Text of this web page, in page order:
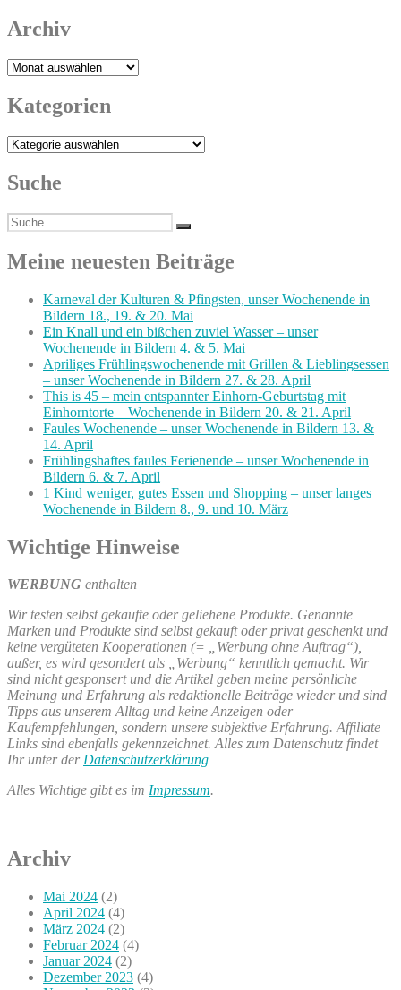
Archiv
Archiv
Kategorien
Kategorien
Suche
Suche
nach:
Suchen
Meine neuesten Beiträge
Karneval der Kulturen & Pfingsten, unser Wochenende in
Bildern 18., 19. & 20. Mai
Ein Knall und ein bißchen zuviel Wasser – unser
Wochenende in Bildern 4. & 5. Mai
Apriliges Frühlingswochenende mit Grillen & Lieblingsessen
– unser Wochenende in Bildern 27. & 28. April
This is 45 – mein entspannter Einhorn-Geburtstag mit
Einhorntorte – Wochenende in Bildern 20. & 21. April
Faules Wochenende – unser Wochenende in Bildern 13. &
14. April
Frühlingshaftes faules Ferienende – unser Wochenende in
Bildern 6. & 7. April
1 Kind weniger, gutes Essen und Shopping – unser langes
Wochenende in Bildern 8., 9. und 10. März
Wichtige Hinweise
WERBUNG enthalten
Wir testen selbst gekaufte oder geliehene Produkte. Genannte
Marken und Produkte sind selbst gekauft oder privat geschenkt und
keine vergüteten Kooperationen (= „Werbung ohne Auftrag“),
außer, es wird gesondert als „Werbung“ kenntlich gemacht. Wir
sind nicht gesponsert und die Artikel geben meine persönliche
Meinung und Erfahrung als redaktionelle Beiträge wieder und sind
Tipps aus unserem Alltag und keine Anzeigen oder
Kaufempfehlungen, sondern unsere subjektive Erfahrung. Affiliate
Links sind ebenfalls gekennzeichnet. Alles zum Datenschutz findet
Ihr unter derDatenschutzerklärung
Alles Wichtige gibt es im Impressum.
Archiv
Mai 2024 (2)
April 2024 (4)
März 2024 (2)
Februar 2024 (4)
Januar 2024 (2)
Dezember 2023 (4)